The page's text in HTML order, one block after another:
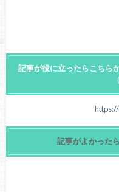
記事が役に立ったらこちら
記事がよかった